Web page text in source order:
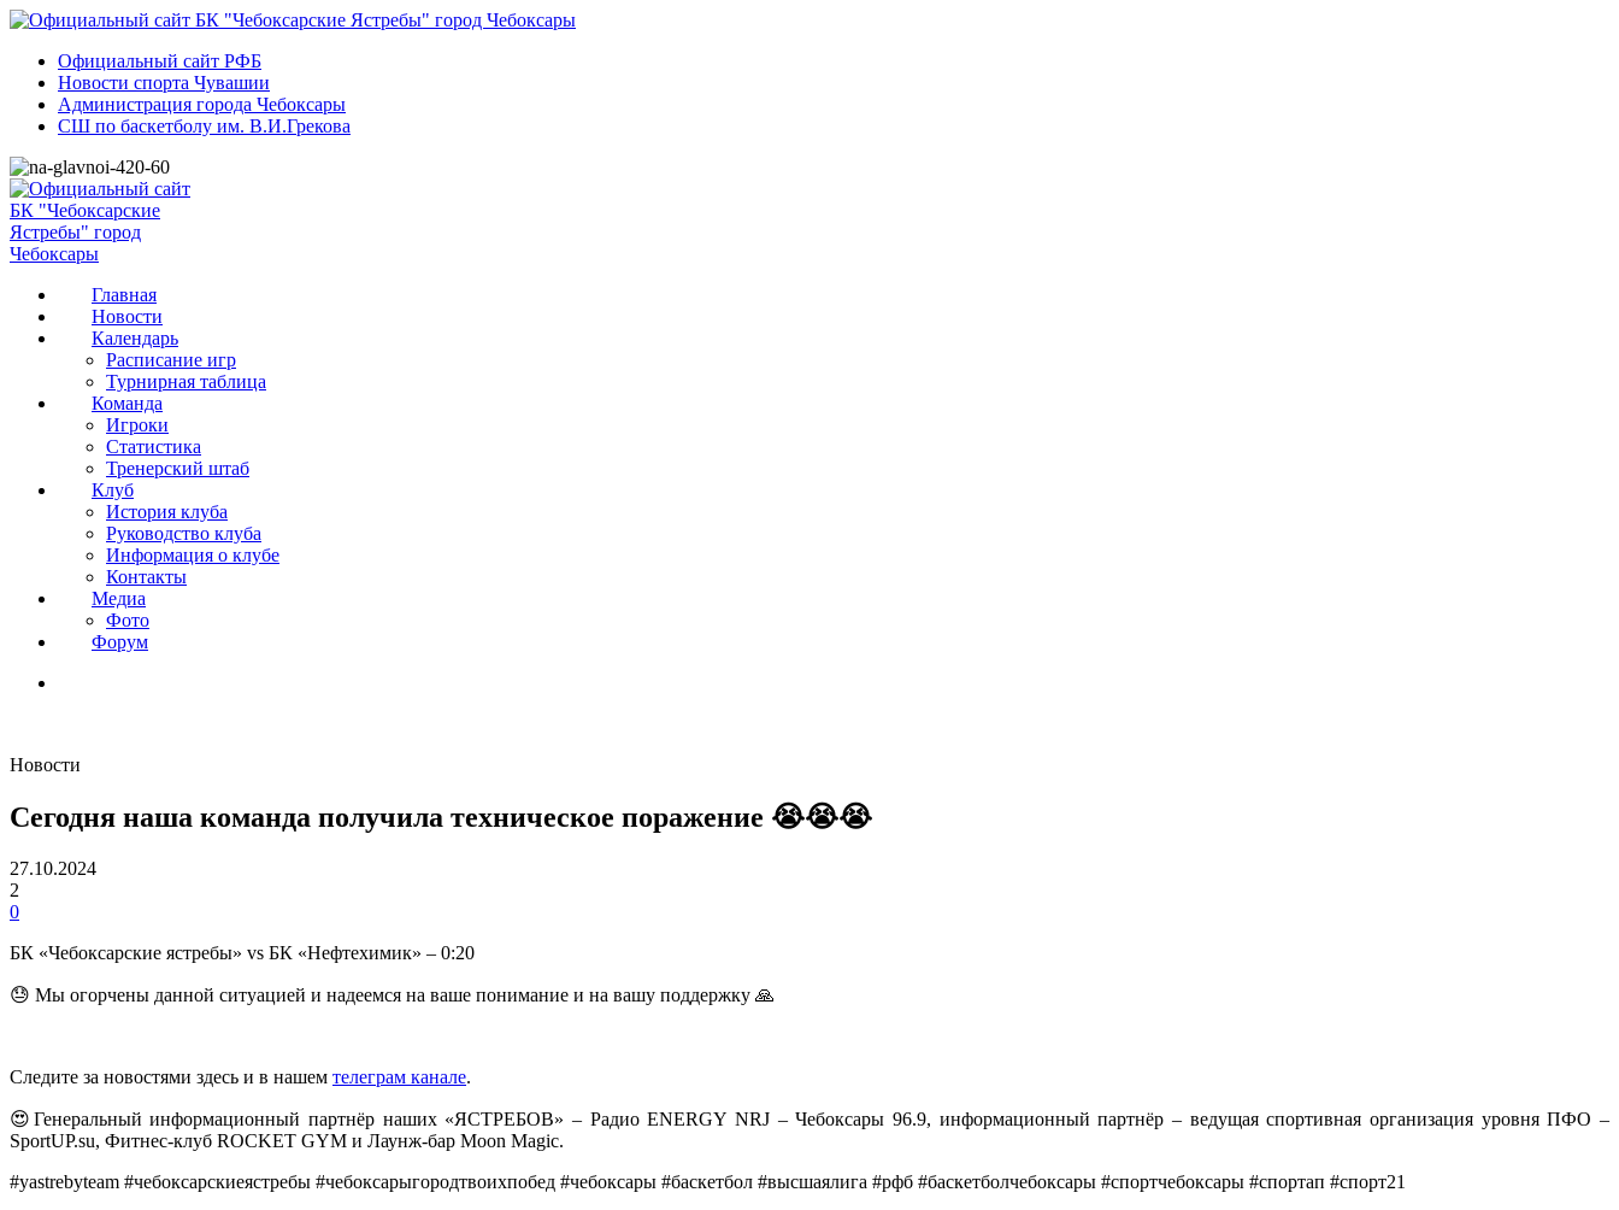
Официальный сайт РФБ
Новости спорта Чувашии
Администрация города Чебоксары
СШ по баскетболу им. В.И.Грекова
Главная
Новости
Календарь
Расписание игр
Турнирная таблица
Команда
Игроки
Статистика
Тренерский штаб
Клуб
История клуба
Руководство клуба
Информация о клубе
Контакты
Медиа
Фото
Форум
Новости
Сегодня наша команда получила техническое поражение 😭😭😭
27.10.2024
2
0
БК «Чебоксарские ястребы» vs БК «Нефтехимик» – 0:20
😓 Мы огорчены данной ситуацией и надеемся на ваше понимание и на вашу поддержку 🙏
Следите за новостями здесь и в нашем телеграм канале.
😍Генеральный информационный партнёр наших «ЯСТРЕБОВ» – Радио ENERGY NRJ – Чебоксары 96.9, информационный партнёр – ведущая спортивная организация уровня ПФО –
SportUP.su, Фитнес-клуб ROCKET GYM и Лаунж-бар Moon Magic.
#yastrebyteam #чебоксарскиеястребы #чебоксарыгородтвоихпобед #чебоксары #баскетбол #высшаялига #рфб #баскетболчебоксары #спортчебоксары #спортап #спорт21